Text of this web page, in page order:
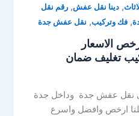
,دينا نقل عفش,رقم نقل
,فك وتركيب, نقل عفش جدة
الاسعار
نقل عفش جدة وداخل جدة
ارخص وافضل واسرع